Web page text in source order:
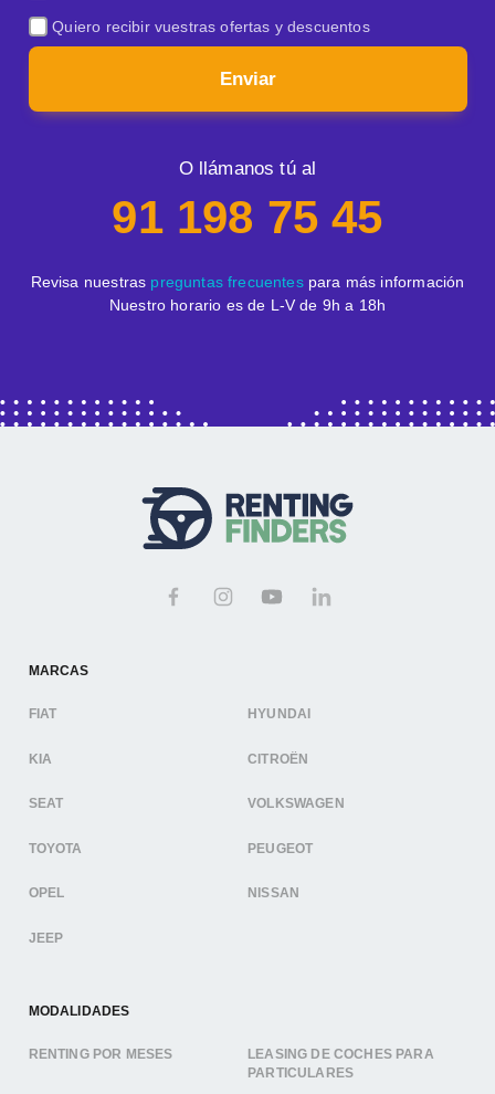
Quiero recibir vuestras ofertas y descuentos
Enviar
O llámanos tú al
91 198 75 45
Revisa nuestras preguntas frecuentespara más información
Nuestro horario es de L-V de 9h a 18h
MARCAS
FIAT HYUNDAI
KIA CITROËN
SEAT VOLKSWAGEN
TOYOTA PEUGEOT
OPEL NISSAN
JEEP
MODALIDADES
RENTING POR MESES
LEASING DE COCHES PARA
PARTICULARES